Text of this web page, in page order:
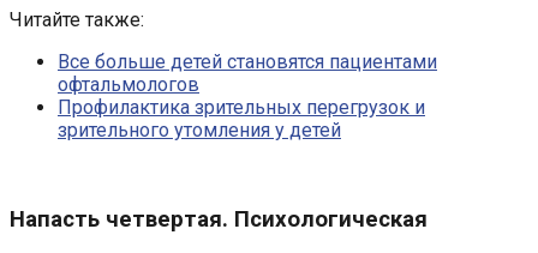
Читайте также:
Все больше детей становятся пациентами
офтальмологов
Профилактика зрительных перегрузок и
зрительного утомления у детей
Напасть четвертая. Психологическая